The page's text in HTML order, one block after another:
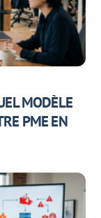
MODÈLE
PME EN